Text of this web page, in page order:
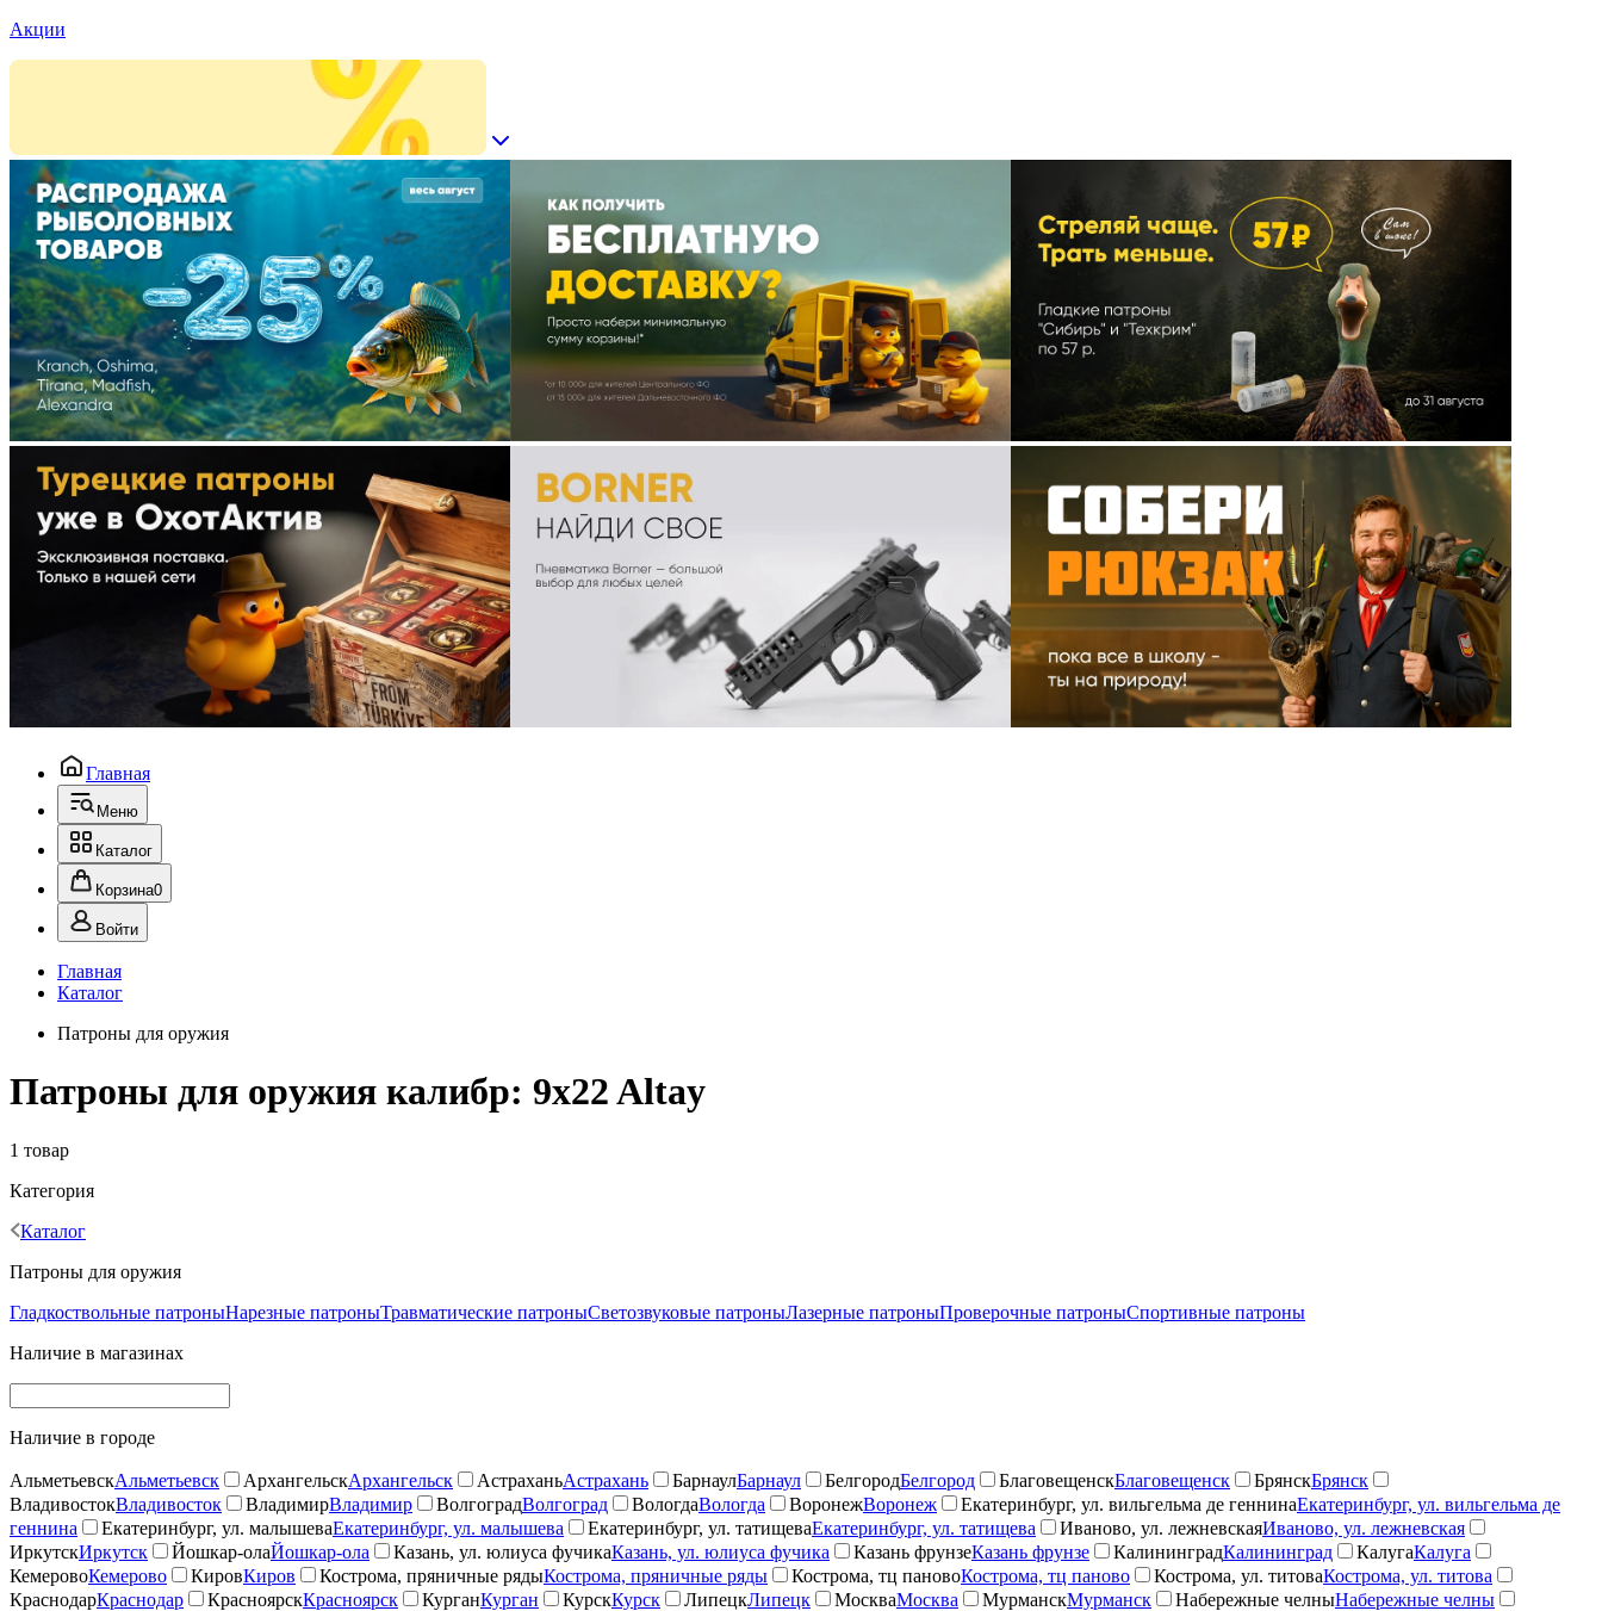
Акции
Главная
Меню
Каталог
Корзина0
Войти
Главная
Каталог
Патроны для оружия
Патроны для оружия калибр: 9x22 Altay
1 товар
Категория
Каталог
Патроны для оружия
Гладкоствольные патроныНарезные патроныТравматические патроныСветозвуковые патроныЛазерные патроныПроверочные патроныСпортивные патроны
Наличие в магазинах
Наличие в городе
АльметьевскАльметьевск АрхангельскАрхангельск АстраханьАстрахань БарнаулБарнаул БелгородБелгород БлаговещенскБлаговещенск БрянскБрянск
ВладивостокВладивосток ВладимирВладимир ВолгоградВолгоград ВологдаВологда ВоронежВоронеж Екатеринбург, ул. вильгельма де геннинаЕкатеринбург, ул. вильгельма де
геннина
Екатеринбург, ул. малышеваЕкатеринбург, ул. малышева Екатеринбург, ул. татищеваЕкатеринбург, ул. татищева Иваново, ул. лежневскаяИваново, ул. лежневская
ИркутскИркутск Йошкар-олаЙошкар-ола Казань, ул. юлиуса фучикаКазань, ул. юлиуса фучика Казань фрунзеКазань фрунзе КалининградКалининград КалугаКалуга
КемеровоКемерово КировКиров Кострома, пряничные рядыКострома, пряничные ряды Кострома, тц пановоКострома, тц паново Кострома, ул. титоваКострома, ул. титова
КраснодарКраснодар КрасноярскКрасноярск КурганКурган КурскКурск ЛипецкЛипецк МоскваМосква МурманскМурманск Набережные челныНабережные челны